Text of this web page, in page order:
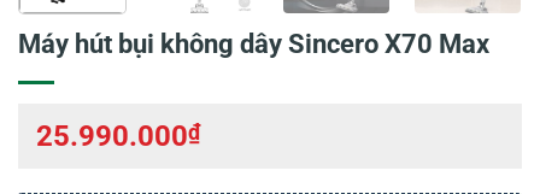
Máy hút bụi không dây Sincero X70 Max
25.990.000₫